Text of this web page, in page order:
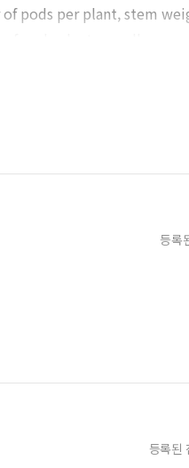
pods per plant, stem
between number of
등록
등록된